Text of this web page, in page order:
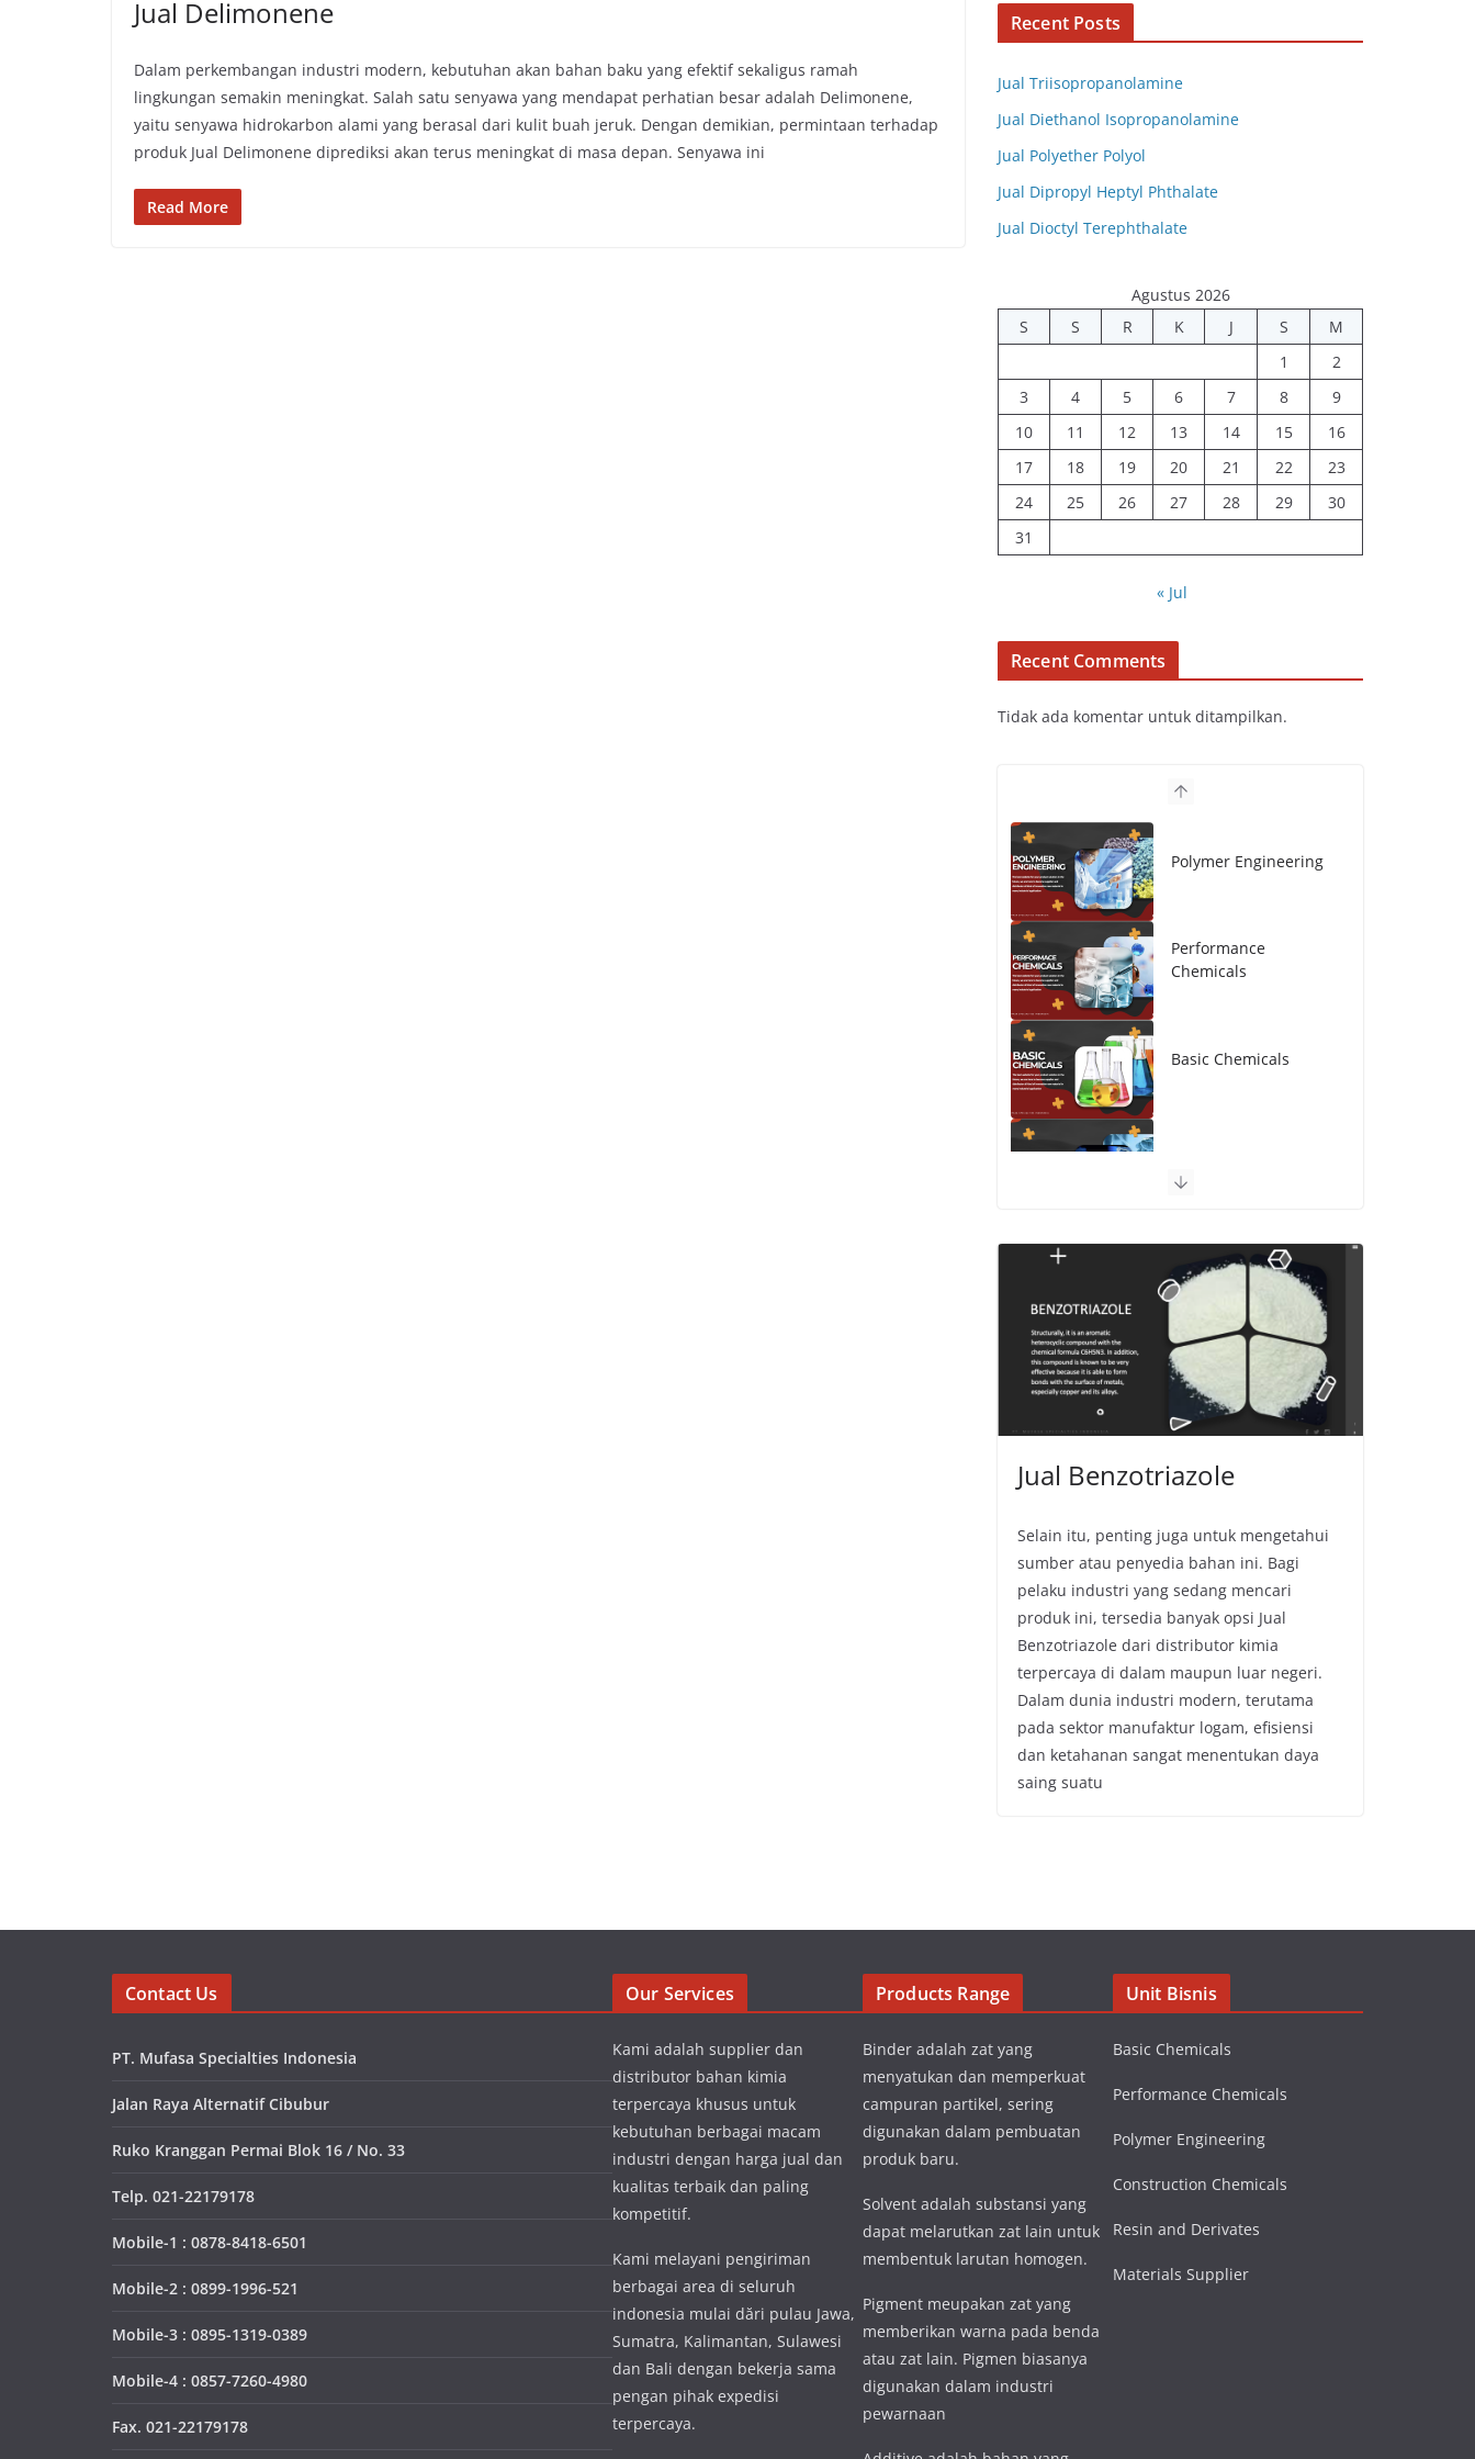
Jual Delimonene
Dalam perkembangan industri modern, kebutuhan akan bahan baku yang efektif sekaligus ramah
lingkungan semakin meningkat. Salah satu senyawa yang mendapat perhatian besar adalah Delimonene,
yaitu senyawa hidrokarbon alami yang berasal dari kulit buah jeruk. Dengan demikian, permintaan terhadap
produk Jual Delimonene diprediksi akan terus meningkat di masa depan. Senyawa ini
Read More
Recent Posts
Jual Triisopropanolamine
Jual Diethanol Isopropanolamine
Jual Polyether Polyol
Jual Dipropyl Heptyl Phthalate
Jual Dioctyl Terephthalate
Agustus 2026
S
S R K J S
M
1
2
3
4 5 6 7 8
9
10
11 12 13 14 15
16
17
18 19 20 21 22
23
24
25 26 27 28 29
30
31
« Jul
Recent Comments
Tidak ada komentar untuk ditampilkan.
Performance
Basic Chemicals
Advanced Material
Jual Benzotriazole
Selain itu, penting juga untuk mengetahui
sumber atau penyedia bahan ini. Bagi
pelaku industri yang sedang mencari
produk ini, tersedia banyak opsi Jual
Benzotriazole dari distributor kimia
terpercaya di dalam maupun luar negeri.
Dalam dunia industri modern, terutama
pada sektor manufaktur logam, efisiensi
dan ketahanan sangat menentukan daya
saing suatu
Contact Us
PT. Mufasa Specialties Indonesia
Jalan Raya Alternatif Cibubur
Ruko Kranggan Permai Blok 16 / No. 33
Telp. 021-22179178
Mobile-1 : 0878-8418-6501
Mobile-2 : 0899-1996-521
Mobile-3 : 0895-1319-0389
Mobile-4 : 0857-7260-4980
Fax. 021-22179178
Our Services
Kami adalah supplier dan
distributor bahan kimia
terpercaya khusus untuk
kebutuhan berbagai macam
industri dengan harga jual dan
kualitas terbaik dan paling
kompetitif.
Kami melayani pengiriman
berbagai area di seluruh
indonesia mulai dări pulau Jawa,
Sumatra, Kalimantan, Sulawesi
dan Bali dengan bekerja sama
pengan pihak expedisi
terpercaya.
Products Range
Binder adalah zat yang
menyatukan dan memperkuat
campuran partikel, sering
digunakan dalam pembuatan
produk baru.
Solvent adalah substansi yang
dapat melarutkan zat lain untuk
membentuk larutan homogen.
Pigment meupakan zat yang
memberikan warna pada benda
atau zat lain. Pigmen biasanya
digunakan dalam industri
pewarnaan
Unit Bisnis
Basic Chemicals
Performance Chemicals
Polymer Engineering
Construction Chemicals
Resin and Derivates
Materials Supplier